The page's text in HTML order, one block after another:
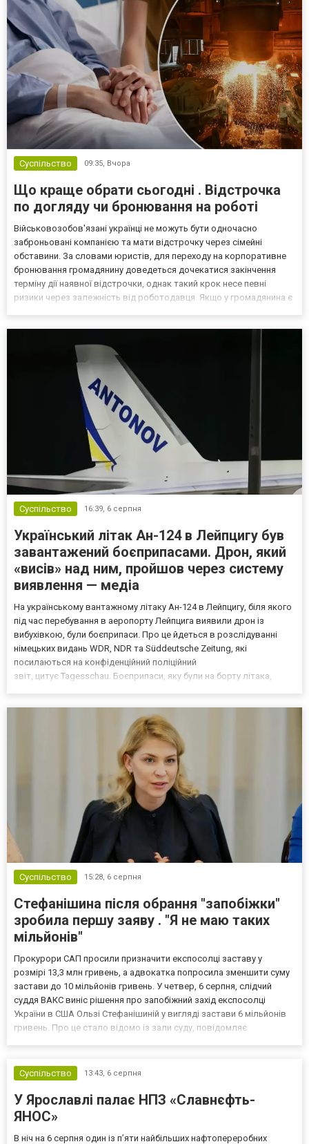
Суспільство 09:35, Вчора
Що краще обрати сьогодні . Відстрочка
по догляду чи бронювання на роботі
Військовозобов'язані українці не можуть бути одночасно
заброньовані компанією та мати відстрочку через сімейні
обставини. За словами юристів, для переходу на корпоративне
бронювання громадянину доведеться дочекатися закінчення
терміну дії наявної відстрочки, однак такий крок несе певні
ризики через залежність від роботодавця. Якщо у громадянина є
Суспільство 16:39, 6 серпня
Український літак Ан-124 в Лейпцигу був
завантажений боєприпасами. Дрон, який
«висів» над ним, пройшов через систему
виявлення — медіа
На українському вантажному літаку Ан-124 в Лейпцигу, біля якого
під час перебування в аеропорту Лейпцига виявили дрон із
вибухівкою, були боєприпаси. Про це йдеться в розслідуванні
німецьких видань WDR, NDR та Süddeutsche Zeitung, які
посилаються на конфіденційний поліційний
звіт, цитує Tagesschau. Боєприпаси, яку були на борту літака,
Суспільство 15:28, 6 серпня
Стефанішина після обрання "запобіжки"
зробила першу заяву . "Я не маю таких
мільйонів"
Прокурори САП просили призначити експосолці заставу у
розмірі 13,3 млн гривень, а адвокатка попросила зменшити суму
застави до 10 мільйонів гривень. У четвер, 6 серпня, слідчий
суддя ВАКС виніс рішення про запобіжний захід експосолці
України в США Ользі Стефанішиній у вигляді застави 6 мільйонів
гривень. Про це стало відомо із зали суду, повідомляє
Суспільство
13:43, 6 серпня
У Ярославлі палає НПЗ «Славнєфть-
ЯНОС»
В ніч на 6 серпня один із п’яти найбільших нафтопереробних